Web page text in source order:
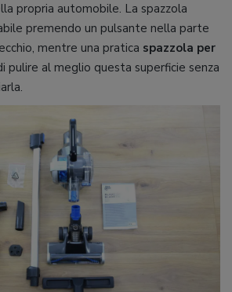
propria automobile. La spazzola
premendo un pulsante nella parte
mentre una pratica spazzola per
pulire al meglio questa superficie senza